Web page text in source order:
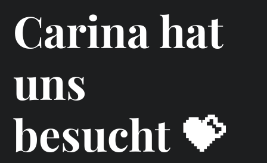
Carina hat
uns
besucht 💝